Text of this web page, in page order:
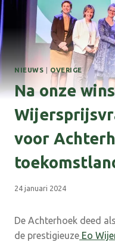
NIEUWS OVERIGE
Na onze
voor
24 januari 2024
De Achterhoek deed
de prestigieuze Eo